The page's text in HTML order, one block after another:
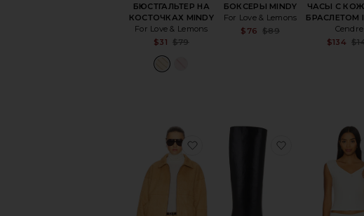
БЮСТГАЛЬТЕР НА
КОСТОЧКАХ MINDY
For Love & Lemons
$31 $79
БОКСЕРЫ MINDY
For Love & Lemons
Sale price:
$76
Previous price:
$89
ЧАСЫ С
БРАСЛЕТОМ
Cendre
$134
избранноеБОМБЕР JUDE